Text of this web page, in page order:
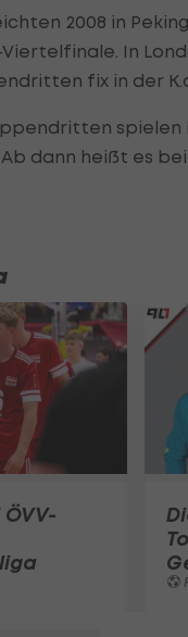
2008 in
In
fix in der
spielen
dann heißt es